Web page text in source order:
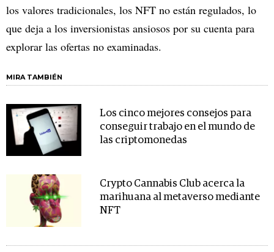
los valores tradicionales, los NFT no están regulados, lo
que deja a los inversionistas ansiosos por su cuenta para
explorar las ofertas no examinadas.
MIRA TAMBIÉN
Los cinco mejores consejos para
conseguir trabajo en el mundo de
las criptomonedas
Crypto Cannabis Club acerca la
marihuana al metaverso mediante
NFT